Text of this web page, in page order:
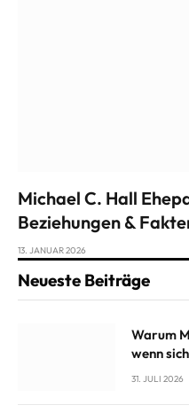
Michael C. Hall
Beziehungen &
13. JANUAR 2026
Neueste Beiträge
Warum
wenn
31. JULI 2026